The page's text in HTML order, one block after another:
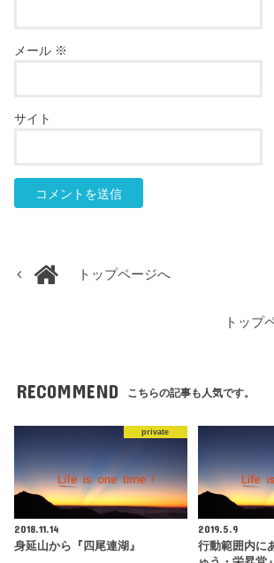
メール ※
サイト
トップページへ
トップ
RECOMMEND こちらの記事も人気です。
private
2018.11.14
身延山から『四尾連湖』
2019.5.9
行動範囲内に